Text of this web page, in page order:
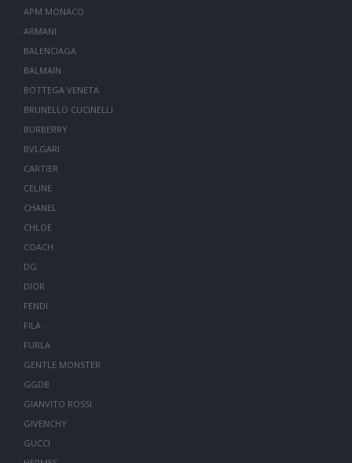
APM MONACO
ARMANI
BALENCIAGA
BALMAIN
BOTTEGA VENETA
BRUNELLO CUCINELLI
BURBERRY
BVLGARI
CARTIER
CELINE
CHANEL
CHLOE
COACH
DG
DIOR
FENDI
FILA
FURLA
GENTLE MONSTER
GGDB
GIANVITO ROSSI
GIVENCHY
GUCCI